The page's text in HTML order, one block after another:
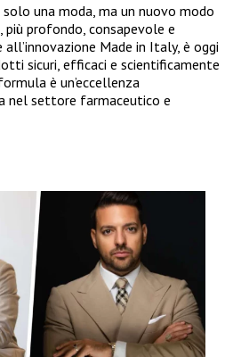
una moda, ma un nuovo modo
profondo, consapevole e
Made in Italy, è oggi
sicuri, efficaci e scientificamente
è un’eccellenza
nel settore farmaceutico e